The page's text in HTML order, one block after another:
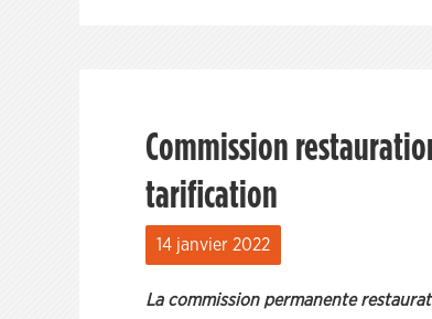
Commission
tarification
14 janvier 2022
La commission permanente